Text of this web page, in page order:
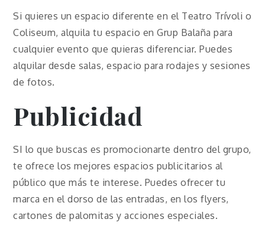
Si quieres un espacio diferente en el Teatro Trívoli o
Coliseum, alquila tu espacio en Grup Balaña para
cualquier evento que quieras diferenciar. Puedes
alquilar desde salas, espacio para rodajes y sesiones
de fotos.
Publicidad
SI lo que buscas es promocionarte dentro del grupo,
te ofrece los mejores espacios publicitarios al
público que más te interese. Puedes ofrecer tu
marca en el dorso de las entradas, en los flyers,
cartones de palomitas y acciones especiales.